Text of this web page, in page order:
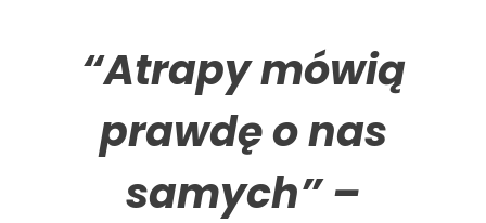
“Atrapy mówią
prawdę o nas
samych” –